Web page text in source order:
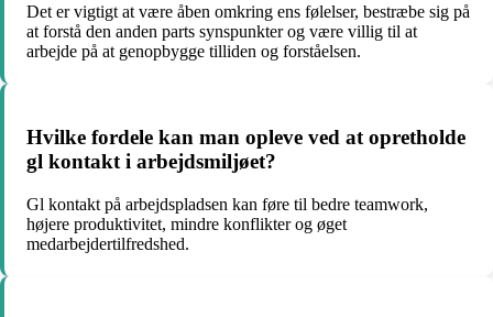
Det er vigtigt at være åben omkring ens følelser, bestræbe sig på
at forstå den anden parts synspunkter og være villig til at
arbejde på at genopbygge tilliden og forståelsen.
Hvilke fordele kan man opleve ved at opretholde
gl kontakt i arbejdsmiljøet?
Gl kontakt på arbejdspladsen kan føre til bedre teamwork,
højere produktivitet, mindre konflikter og øget
medarbejdertilfredshed.